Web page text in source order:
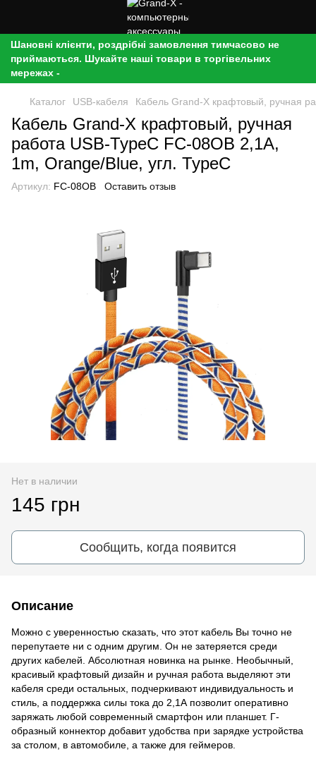
Шановні клієнти, роздрібні замовлення тимчасово не
приймаються. Шукайте наші товари в торгівельних
мережах -
Каталог USB-кабеля Кабель Grand-X крафтовый, ручная
Кабель Grand-X крафтовый, ручная
работа USB-TypeC FC-08OB 2,1A,
1m, Orange/Blue, угл. TypeC
Артикул: FC-08OB Оставить отзыв
Нет в наличии
145 грн
Сообщить, когда появится
Описание
Можно с уверенностью сказать, что этот кабель Вы точно не
перепутаете ни с одним другим. Он не затеряется среди
других кабелей. Абсолютная новинка на рынке. Необычный,
красивый крафтовый дизайн и ручная работа выделяют эти
кабеля среди остальных, подчеркивают индивидуальность и
стиль, а поддержка силы тока до 2,1А позволит оперативно
заряжать любой современный смартфон или планшет. Г-
образный коннектор добавит удобства при зарядке устройства
за столом, в автомобиле, а также для геймеров.